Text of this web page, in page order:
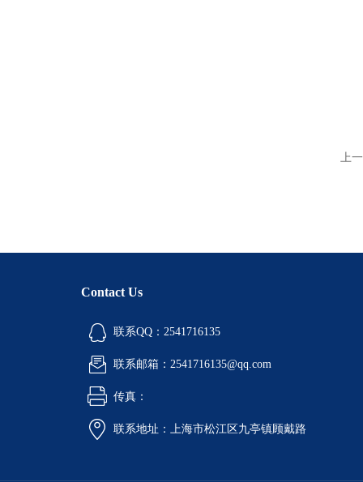
上
Contact Us
联系QQ：2541716135
联系邮箱：2541716135@qq.com
传真：
联系地址：上海市松江区九亭镇顾戴路